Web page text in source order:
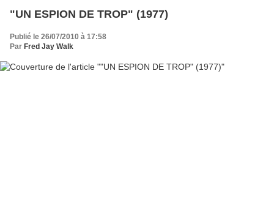
"UN ESPION DE TROP" (1977)
Publié le 26/07/2010 à 17:58
Par Fred Jay Walk